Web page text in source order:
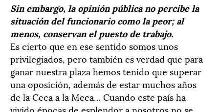
Sin embargo, la opinión pública no percibe la
situación del funcionario como la peor; al
menos, conservan el puesto de trabajo.
Es cierto que en ese sentido somos unos
privilegiados, pero también es verdad que para
ganar nuestra plaza hemos tenido que superar
una oposición, además de estar muchos años
de la Ceca a la Meca… Cuando este país ha
vivido épocas de esplendor a nosotros no se